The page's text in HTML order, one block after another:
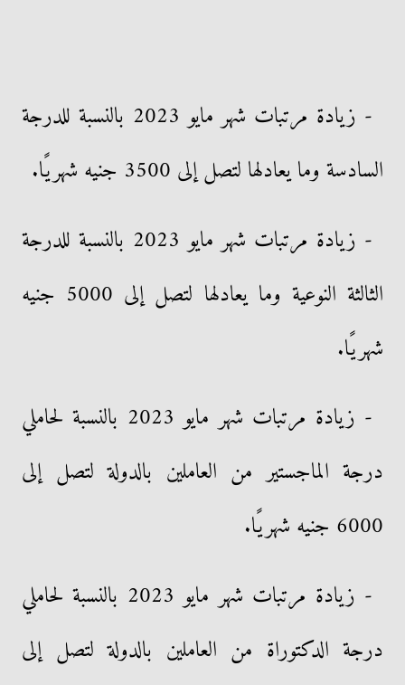
- زيادة مرتبات شهر مايو 2023 بالنسبة للدرجة
السادسة وما يعادلها لتصل إلى 3500 جنيه شهريًا.
- زيادة مرتبات شهر مايو 2023 بالنسبة للدرجة
الثالثة النوعية وما يعادلها لتصل إلى 5000 جنيه
شهريًا.
- زيادة مرتبات شهر مايو 2023 بالنسبة لحاملي
درجة الماجستير من العاملين بالدولة لتصل إلى
6000 جنيه شهريًا.
- زيادة مرتبات شهر مايو 2023 بالنسبة لحاملي
درجة الدكتوراة من العاملين بالدولة لتصل إلى